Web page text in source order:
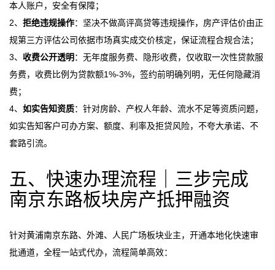
本人账户，安全有保障；
2、 拒绝违规操作：坚决不做高评高贷等违规操作，房产评估价由正
规第三方评估公司依据市场真实成交价核定，保证流程合规合法；
3、 收费公开透明 ：无年度服务费、隐形收费，仅收取一次性贷款服
务费，收费比例为贷款额1%-3%，签约前明确列明，无任何隐藏消
费；
4、 如实告知资质：针对房龄、产权人年龄、流水不足等资质问题，
如实告知客户可办方案、额度、利率及拒贷风险，不夸大承诺、不
套路引流。
五、快速办理流程｜三步完成
南京东路板块房产抵押融资
针对黄浦南京东路、外滩、人民广场板块业主，开通本地化快速审
批通道，全程一站式代办，流程简单高效：